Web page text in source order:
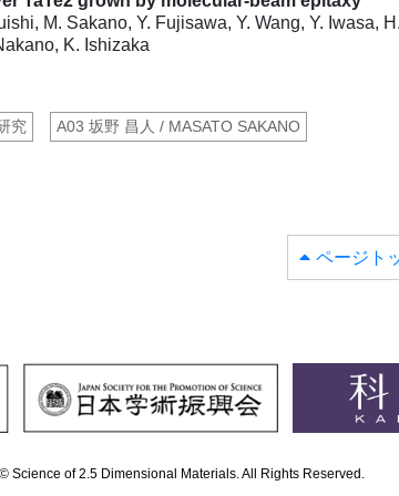
M. Sakano, Y. Fujisawa, Y. Wang, Y. Iwasa,
K. Ishizaka
究 A03 坂野 昌人 / MASATO SAKANO
ページト
Science of 2.5 Dimensional Materials. All Rights Reserved.